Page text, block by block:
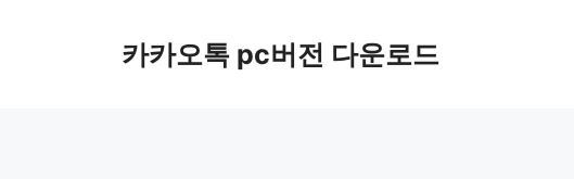
카카오톡 pc버전 다운로드